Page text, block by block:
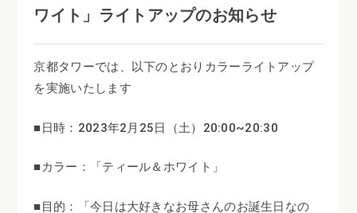
ワイト」ライトアップのお知らせ
京都タワーでは、以下のとおりカラーライトアップ
を実施いたします
■日時：2023年2月25日（土）20:00~20:30
■カラー：「ティール＆ホワイト」
■目的：「今日は大好きなお母さんのお誕生日なの